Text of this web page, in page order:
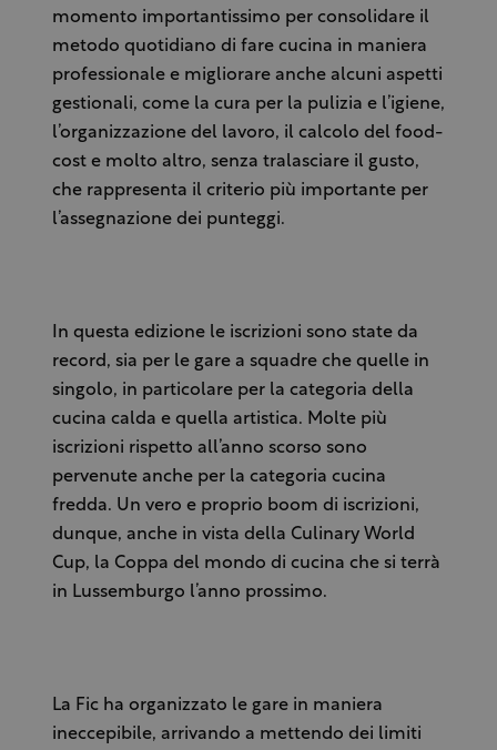
momento importantissimo per consolidare il
metodo quotidiano di fare cucina in maniera
professionale e migliorare anche alcuni aspetti
gestionali, come la cura per la pulizia e l’igiene,
l’organizzazione del lavoro, il calcolo del food-
cost e molto altro, senza tralasciare il gusto,
che rappresenta il criterio più importante per
l’assegnazione dei punteggi.
In questa edizione le iscrizioni sono state da
record, sia per le gare a squadre che quelle in
singolo, in particolare per la categoria della
cucina calda e quella artistica. Molte più
iscrizioni rispetto all’anno scorso sono
pervenute anche per la categoria cucina
fredda. Un vero e proprio boom di iscrizioni,
dunque, anche in vista della Culinary World
Cup, la Coppa del mondo di cucina che si terrà
in Lussemburgo l’anno prossimo.
La Fic ha organizzato le gare in maniera
ineccepibile, arrivando a mettendo dei limiti